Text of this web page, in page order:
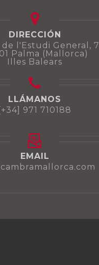
DIRECCIÓN
de l'Estudi General, 7
Palma (Mallorca)
Illes Balears
LLÁMANOS
[+34] 971 710188
EMAIL